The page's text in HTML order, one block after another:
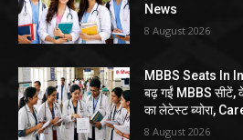
News
8 August 2026
MBBS Seats In
बढ़ गईं MBBS सीटें,
का लेटेस्ट ब्योरा,
8 August 2026